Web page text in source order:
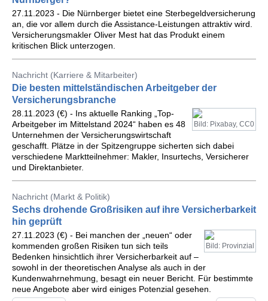
27.11.2023 - Die Nürnberger bietet eine Sterbegeldversicherung
an, die vor allem durch die Assistance-Leistungen attraktiv wird.
Versicherungsmakler Oliver Mest hat das Produkt einem
kritischen Blick unterzogen.
Nachricht (Karriere & Mitarbeiter)
Die besten mittelständischen Arbeitgeber der
Versicherungsbranche
Bild: Pixabay, CC0
28.11.2023 (€) - Ins aktuelle Ranking „Top-
Arbeitgeber im Mittelstand 2024“ haben es 48
Unternehmen der Versicherungswirtschaft
geschafft. Plätze in der Spitzengruppe sicherten sich dabei
verschiedene Marktteilnehmer: Makler, Insurtechs, Versicherer
und Direktanbieter.
Nachricht (Markt & Politik)
Sechs drohende Großrisiken auf ihre Versicherbarkeit
hin geprüft
Bild: Provinzial
27.11.2023 (€) - Bei manchen der „neuen“ oder
kommenden großen Risiken tun sich teils
Bedenken hinsichtlich ihrer Versicherbarkeit auf –
sowohl in der theoretischen Analyse als auch in der
Kundenwahrnehmung, besagt ein neuer Bericht. Für bestimmte
neue Angebote aber wird einiges Potenzial gesehen.